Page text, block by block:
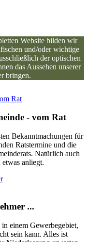
Website bilden wir
und/oder wichtige
der optischen
das Aussehen unserer
bringen.
- vom Rat
Bekanntmachungen für
Ratstermine und die
Natürlich auch
anliegt.
...
einem Gewerbegebiet,
sein kann. Alles ist